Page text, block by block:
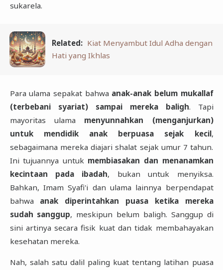
sukarela.
Related: Kiat Menyambut Idul Adha dengan
Hati yang Ikhlas
Para ulama sepakat bahwa anak-anak belum mukallaf
(terbebani syariat) sampai mereka baligh. Tapi
mayoritas ulama menyunnahkan (menganjurkan)
untuk mendidik anak berpuasa sejak kecil,
sebagaimana mereka diajari shalat sejak umur 7 tahun.
Ini tujuannya untuk membiasakan dan menanamkan
kecintaan pada ibadah, bukan untuk menyiksa.
Bahkan, Imam Syafi'i dan ulama lainnya berpendapat
bahwa anak diperintahkan puasa ketika mereka
sudah sanggup, meskipun belum baligh. Sanggup di
sini artinya secara fisik kuat dan tidak membahayakan
kesehatan mereka.
Nah, salah satu dalil paling kuat tentang latihan puasa